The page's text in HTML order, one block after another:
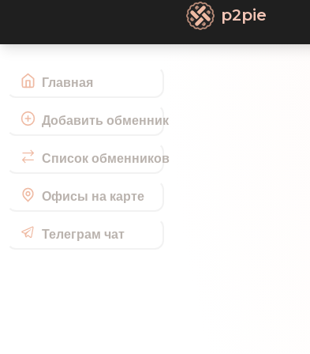
Главная
Добавить обменник
Список обменников
Офисы на карте
Телеграм чат
p2pie